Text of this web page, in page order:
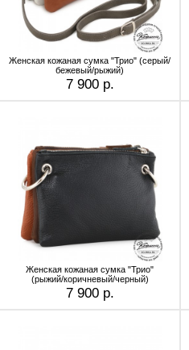
Женская кожаная сумка "Трио" (серый/
бежевый/рыжий)
7 900 р.
Женская кожаная сумка "Трио"
(рыжий/коричневый/черный)
7 900 р.